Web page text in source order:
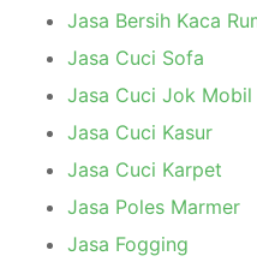
Jasa Bersih Kaca
Jasa Cuci Sofa
Jasa Cuci Jok Mobil
Jasa Cuci Kasur
Jasa Cuci Karpet
Jasa Poles Marmer
Jasa Fogging